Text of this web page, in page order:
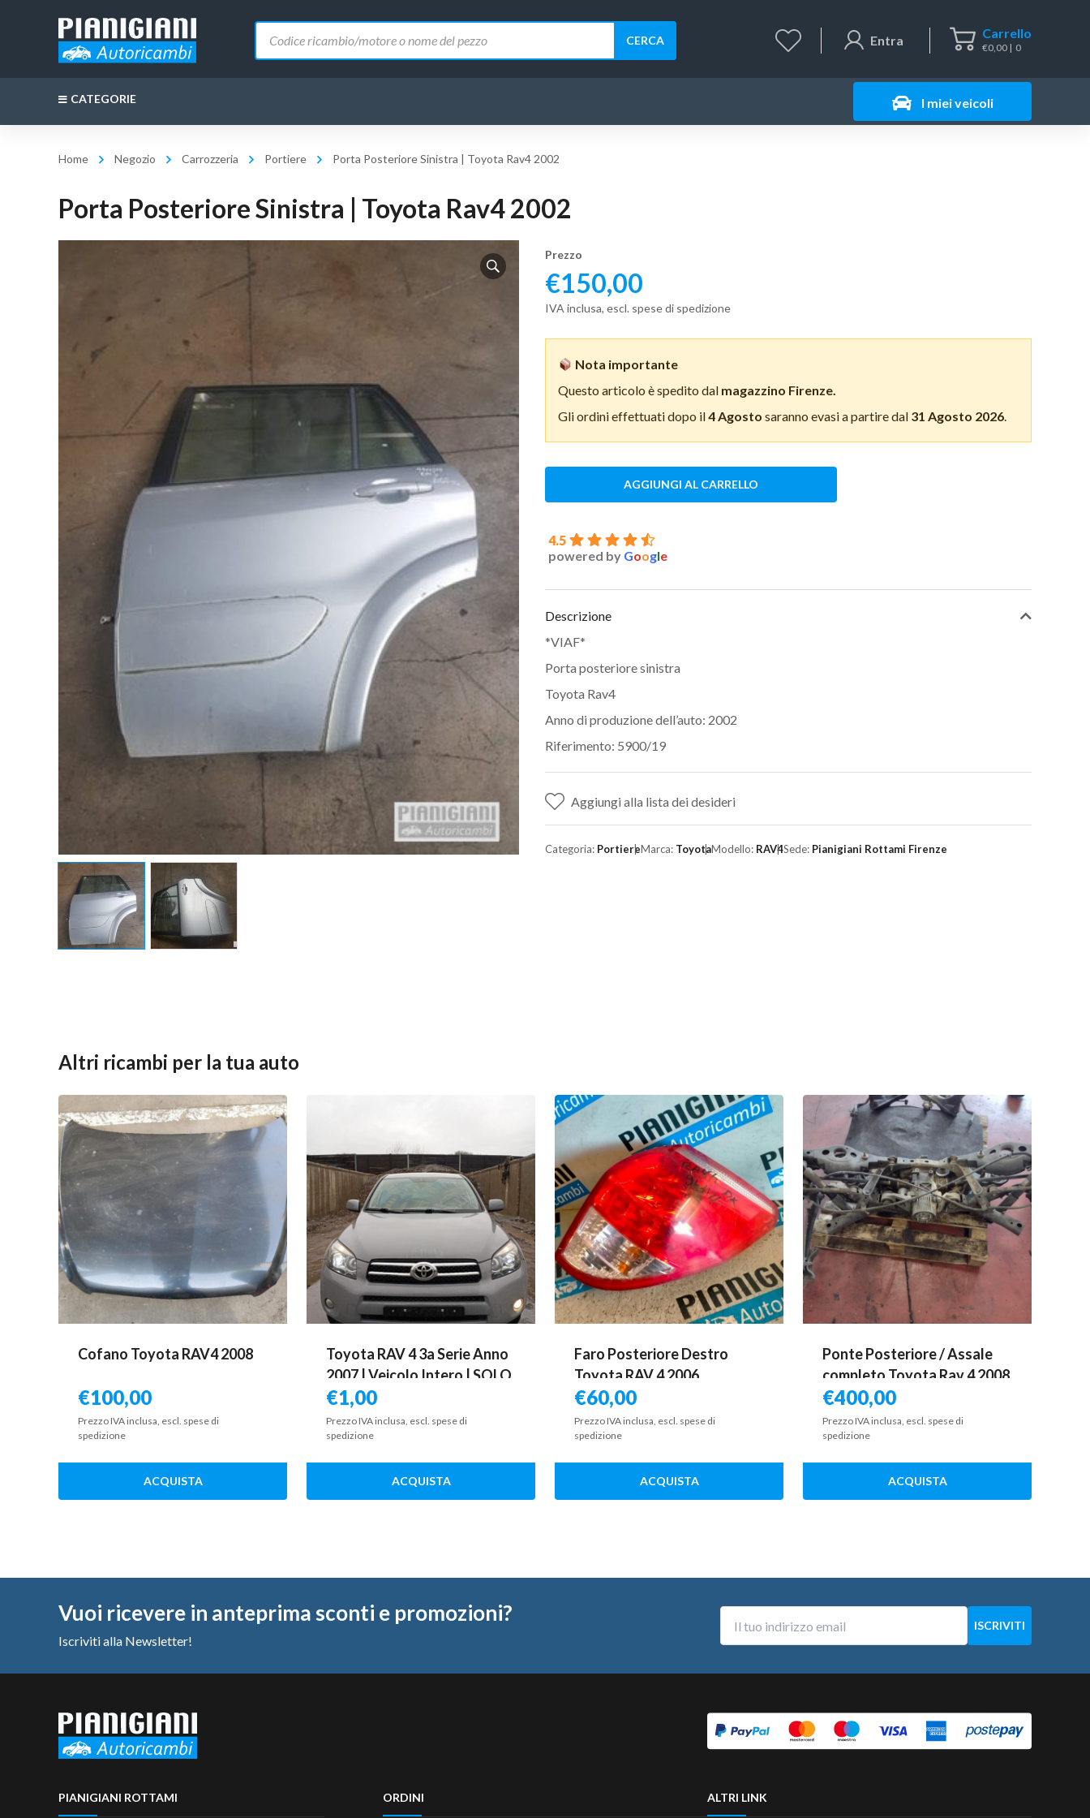
Carrello
€0,00 0
Entra
prodotti
CERCA
I miei veicoli
CATEGORIE
Home Negozio Carrozzeria Portiere Porta Posteriore Sinistra | Toyota Rav4 2002
Porta Posteriore Sinistra | Toyota Rav4 2002
Prezzo
€150,00
IVA inclusa, escl. spese di spedizione
Nota importante
Questo articolo è spedito dal magazzino Firenze.
Gli ordini effettuati dopo il4 Agosto saranno evasi a partire dal 31 Agosto 2026.
AGGIUNGI AL CARRELLO
4.5
powered by Google
Descrizione
*VIAF*
Porta posteriore sinistra
Toyota Rav4
Anno di produzione dell’auto: 2002
Riferimento: 5900/19
Aggiungi alla lista dei desideri
Categoria: PortiereMarca: ToyotaModello: RAV4Sede: Pianigiani Rottami Firenze
Altri ricambi per la tua auto
Cofano Toyota RAV4 2008
€100,00
Prezzo IVA inclusa, escl. spese di
spedizione
ACQUISTA
Toyota RAV 4 3a Serie Anno
2007 | Veicolo Intero | SOLO
PER RICAMBI
€1,00
Prezzo IVA inclusa, escl. spese di
spedizione
ACQUISTA
Faro Posteriore Destro
Toyota RAV 4 2006
€60,00
Prezzo IVA inclusa, escl. spese di
spedizione
ACQUISTA
Ponte Posteriore / Assale
completo Toyota Rav 4 2008
€400,00
Prezzo IVA inclusa, escl. spese di
spedizione
ACQUISTA
Vuoi ricevere in anteprima sconti e promozioni?
Iscriviti alla Newsletter!
PIANIGIANI ROTTAMI ORDINI ALTRI LINK